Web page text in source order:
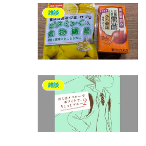
雑談
雑談